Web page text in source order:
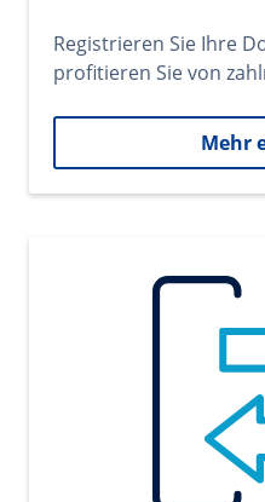
Registrieren Sie Ihre
profitieren Sie von
Mehr